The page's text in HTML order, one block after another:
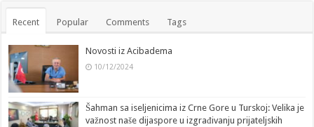
Recent Popular Comments Tags
Novosti iz Acibadema
10/12/2024
Šahman sa iseljenicima iz Crne Gore u Turskoj: Velika je
važnost naše dijaspore u izgrađivanju prijateljskih